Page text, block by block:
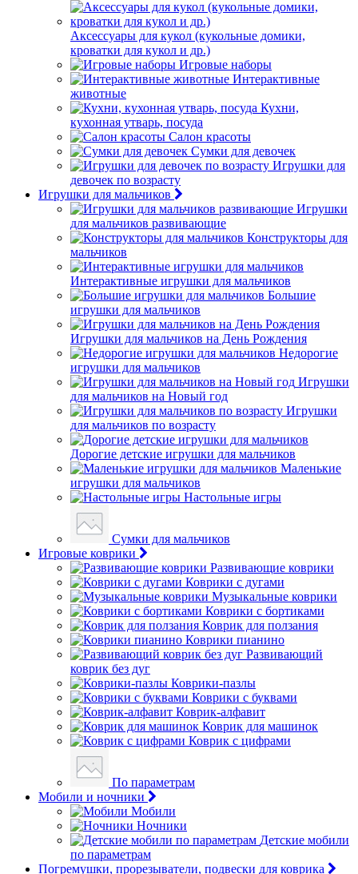
Аксессуары для кукол (кукольные домики,
кроватки для кукол и др.)
Игровые наборы
Интерактивные
животные
Кухни,
кухонная утварь, посуда
Салон красоты
Сумки для девочек
Игрушки для
девочек по возрасту
Игрушки для мальчиков
Игрушки
для мальчиков развивающие
Конструкторы для
мальчиков
Интерактивные игрушки для мальчиков
Большие
игрушки для мальчиков
Игрушки для мальчиков на День Рождения
Недорогие
игрушки для мальчиков
Игрушки
для мальчиков на Новый год
Игрушки
для мальчиков по возрасту
Дорогие детские игрушки для мальчиков
Маленькие
игрушки для мальчиков
Настольные игры
Сумки для мальчиков
Игровые коврики
Развивающие коврики
Коврики с дугами
Музыкальные коврики
Коврики с бортиками
Коврик для ползания
Коврики пианино
Развивающий
коврик без дуг
Коврики-пазлы
Коврики с буквами
Коврик-алфавит
Коврик для машинок
Коврик с цифрами
По параметрам
Мобили и ночники
Мобили
Ночники
Детские мобили
по параметрам
Погремушки, прорезыватели, подвески для коврика